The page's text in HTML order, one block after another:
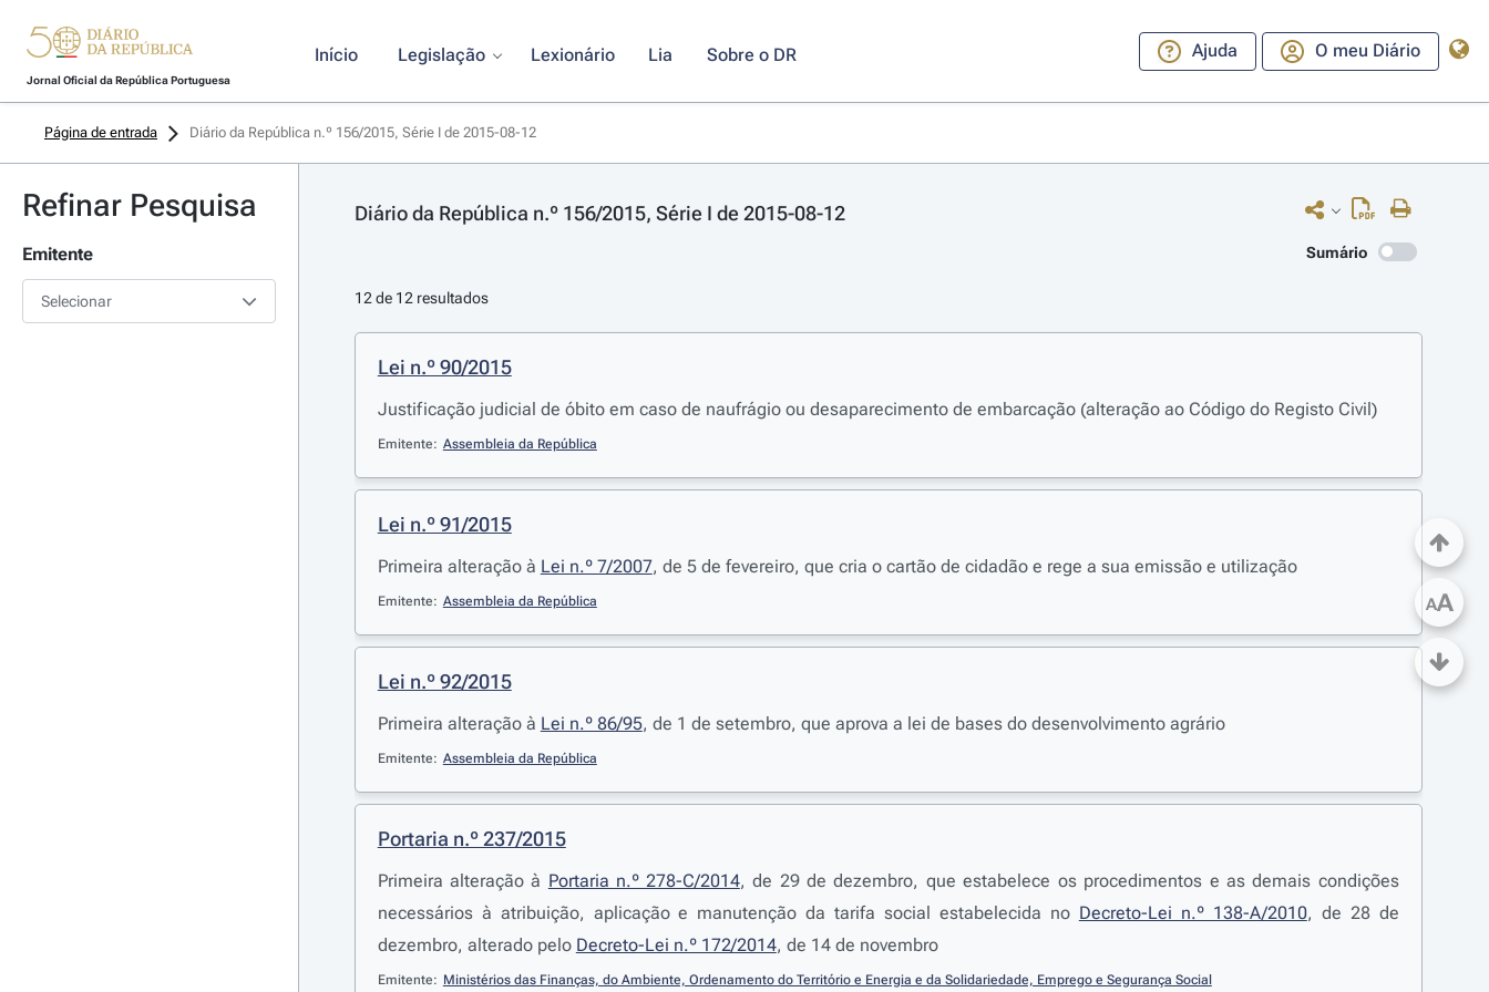
Jornal Oficial da República Portuguesa
Início Legislação Lexionário Lia Sobre o DR Ajuda O meu Diário
Página de entrada Diário da República n.º 156/2015, Série I de 2015-08-12
Refinar Pesquisa
Emitente
Selecionar
Diário da República n.º 156/2015, Série I de 2015-08-12
Sumário
12 de 12 resultados
Lei n.º 90/2015
Justificação judicial de óbito em caso de naufrágio ou desaparecimento de embarcação (alteração ao Código do Registo Civil)
Emitente: Assembleia da República
Lei n.º 91/2015
Primeira alteração à Lei n.º 7/2007, de 5 de fevereiro, que cria o cartão de cidadão e rege a sua emissão e utilização
Emitente: Assembleia da República
Lei n.º 92/2015
Primeira alteração à Lei n.º 86/95, de 1 de setembro, que aprova a lei de bases do desenvolvimento agrário
Emitente: Assembleia da República
Portaria n.º 237/2015
Primeira alteração à Portaria n.º 278-C/2014, de 29 de dezembro, que estabelece os procedimentos e as demais condições
necessários à atribuição, aplicação e manutenção da tarifa social estabelecida no Decreto-Lei n.º 138-A/2010, de 28 de
dezembro, alterado pelo Decreto-Lei n.º 172/2014, de 14 de novembro
Emitente: Ministérios das Finanças, do Ambiente, Ordenamento do Território e Energia e da Solidariedade, Emprego e Segurança Social
AA